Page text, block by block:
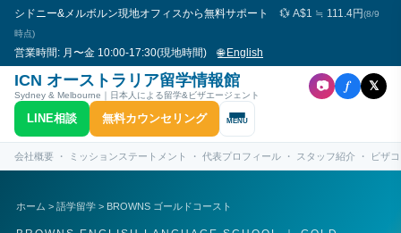
シドニー&メルボルン現地オフィスから無料サポート 💱 A$1 ≒ 111.4円(8/9
時点)
営業時間: 月〜金 10:00-17:30(現地時間)🌐 English
ICN オーストラリア留学情報館
Sydney & Melbourne｜日本人による留学&ビザエージェント
📷 f 𝕏
LINE相談 無料カウンセリング MENU
会社概要 ・ ミッションステートメント ・ 代表プロフィール ・ スタッフ紹介 ・ ビザ
ホーム > 語学留学 > BROWNS ゴールドコースト